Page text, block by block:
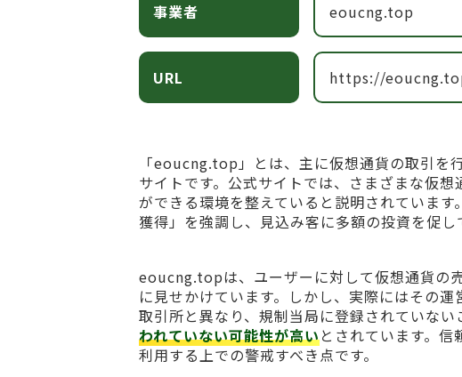
事業者 eoucng.top
URL https://
「eoucng.top」とは、主に仮想通貨の取引を
サイトです。公式サイトでは、さまざまな仮
ができる環境を整えていると説明されていま
獲得」を強調し、見込み客に多額の投資を促し
eoucng.topは、ユーザーに対して仮想通貨の
に見せかけています。しかし、実際にはその
取引所と異なり、規制当局に登録されていない
われていない可能性が高いとされています。
利用する上での警戒すべき点です。